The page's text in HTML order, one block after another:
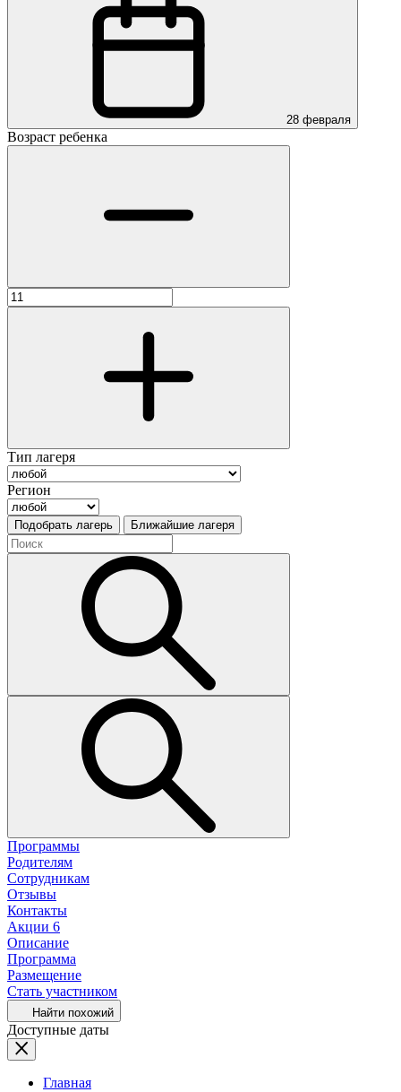
28 февраля
Возраст ребенка
Тип лагеря
Регион
Подобрать лагерь Ближайшие лагеря
Программы
Родителям
Сотрудникам
Отзывы
Контакты
Акции 6
Описание
Программа
Размещение
Стать участником
Найти похожий
Доступные даты
Главная